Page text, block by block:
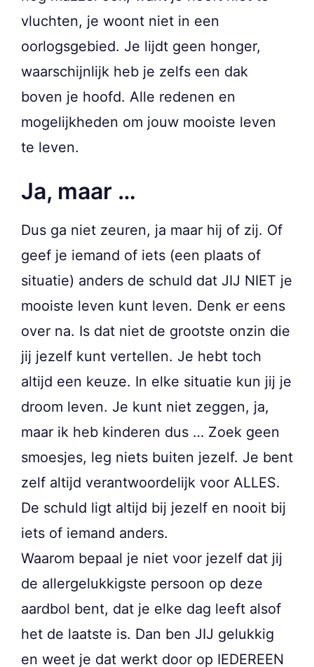
vluchten, je woont niet in een
oorlogsgebied. Je lijdt geen honger,
waarschijnlijk heb je zelfs een dak
boven je hoofd. Alle redenen en
mogelijkheden om jouw mooiste leven
te leven.
Ja, maar …
Dus ga niet zeuren, ja maar hij of zij. Of
geef je iemand of iets (een plaats of
situatie) anders de schuld dat JIJ NIET je
mooiste leven kunt leven. Denk er eens
over na. Is dat niet de grootste onzin die
jij jezelf kunt vertellen. Je hebt toch
altijd een keuze. In elke situatie kun jij je
droom leven. Je kunt niet zeggen, ja,
maar ik heb kinderen dus … Zoek geen
smoesjes, leg niets buiten jezelf. Je bent
zelf altijd verantwoordelijk voor ALLES.
De schuld ligt altijd bij jezelf en nooit bij
iets of iemand anders.
Waarom bepaal je niet voor jezelf dat jij
de allergelukkigste persoon op deze
aardbol bent, dat je elke dag leeft alsof
het de laatste is. Dan ben JIJ gelukkig
en weet je dat werkt door op IEDEREEN